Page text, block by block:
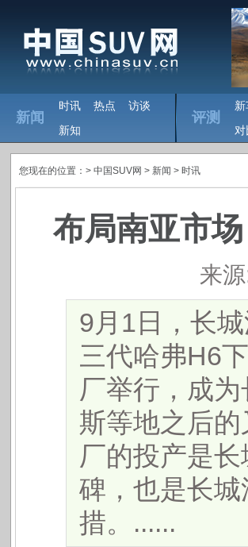
新闻
时讯 热点
访谈
新知
评测
对
您现在的位置：> 中国SUV网 > 新闻 > 时讯
布局南亚市
来
​9月1日，长
三代哈弗H6
厂举行，成
斯等地之后
厂的投产是
碑，也是长
措。......